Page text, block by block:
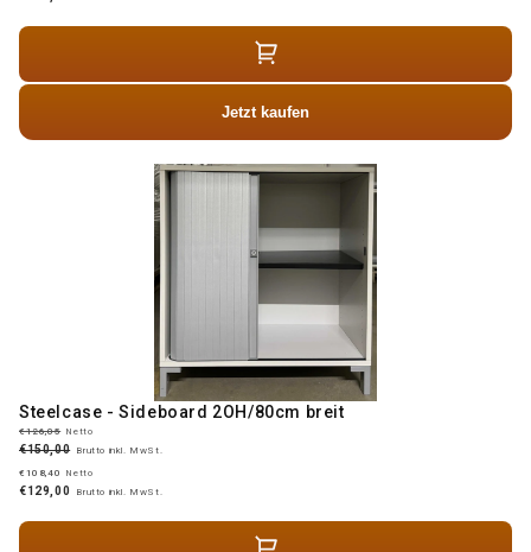
Jetzt kaufen
Steelcase - Sideboard 2OH/80cm breit
€126,05 Netto
€150,00 Brutto inkl. MwSt.
€108,40
Netto
€129,00 Brutto inkl. MwSt.